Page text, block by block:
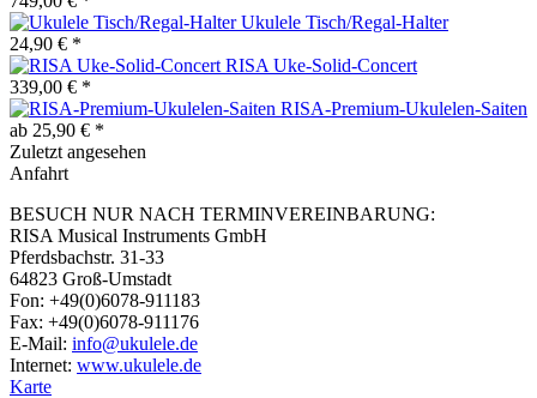
Ukulele Tisch/Regal-Halter
24,90 € *
RISA Uke-Solid-Concert
339,00 € *
RISA-Premium-Ukulelen-Saiten
ab 25,90 € *
Zuletzt angesehen
Anfahrt
BESUCH NUR NACH TERMINVEREINBARUNG:
RISA Musical Instruments GmbH
Pferdsbachstr. 31-33
64823 Groß-Umstadt
Fon: +49(0)6078-911183
Fax: +49(0)6078-911176
E-Mail: info@ukulele.de
Internet: www.ukulele.de
Karte